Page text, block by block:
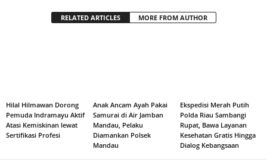
RELATED ARTICLES MORE FROM AUTHOR
Hilal Hilmawan Dorong
Pemuda Indramayu Aktif
Atasi Kemiskinan lewat
Sertifikasi Profesi
Anak Ancam Ayah Pakai
Samurai di Air Jamban
Mandau, Pelaku
Diamankan Polsek
Mandau
Ekspedisi Merah Putih
Polda Riau Sambangi
Rupat, Bawa Layanan
Kesehatan Gratis Hingga
Dialog Kebangsaan